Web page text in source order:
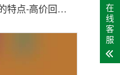
假毛领子和貉子毛领的特点-高价回收毛领多少钱一条-回收毛领厂家
在
线
客
服